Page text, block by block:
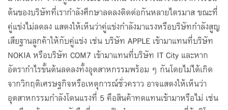
ต้นของบริษัทที่เรากำลังศึกษาลดลงติดต่อกันหลายไตรมาส ขณะที่
คู่แข่งไม่ลดลง แสดงให้เห็นว่าคู่แข่งกำลังมาแรงหรือบริษัทกำลังสูญ
เสียฐานลูกค้าให้กับคู่แข่ง เช่น บริษัท APPLE เข้ามาแทนที่บริษัท
NOKIA หรือบริษัท COM7 เข้ามาแทนที่บริษัท IT City และหาก
อัตรากำไรขั้นต้นลดลงทั้งอุตสาหกรรมพร้อม ๆ กันโดยไม่ได้เกิด
จากวิกฤติเศรษฐกิจหรือเหตุการณ์ชั่วคราว อาจแสดงให้เห็นว่า
อุตสาหกรรมกำลังโดนแรงที่ 5 คือสินค้าทดแทนเข้ามาหรือไม่ เช่น